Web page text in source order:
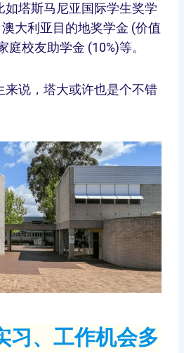
如塔斯马尼亚国际学生奖学
大利亚目的地奖学金 (价值
庭校友助学金 (10%)等。
来说，塔大或许也是个不错
习、工作机会多